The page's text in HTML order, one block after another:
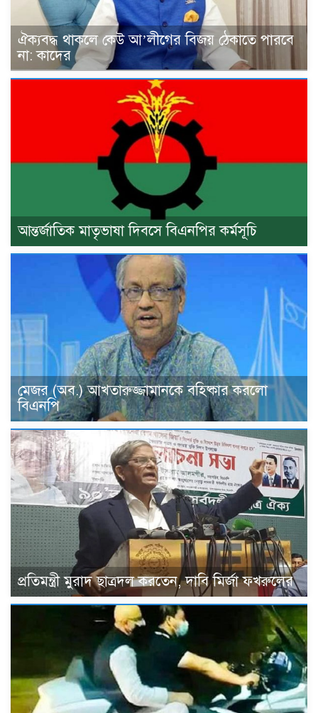
ঐক্যবদ্ধ থাকলে কেউ আ’লীগের বিজয় ঠেকাতে পারবে
না: কাদের
আন্তর্জাতিক মাতৃভাষা দিবসে বিএনপির কর্মসূচি
মেজর (অব.) আখতারুজ্জামানকে বহিষ্কার করলো
বিএনপি
প্রতিমন্ত্রী মুরাদ ছাত্রদল করতেন, দাবি মির্জা ফখরুলের